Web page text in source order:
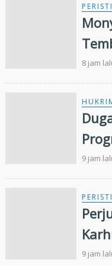
8 jam
9 jam
9 jam